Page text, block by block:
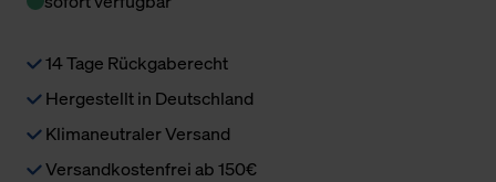
14 Tage Rückgaberecht
Hergestellt in Deutschland
Klimaneutraler Versand
Versandkostenfrei ab 150€